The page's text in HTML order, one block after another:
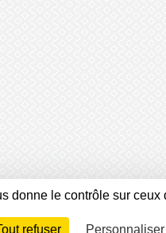
donne le contrôle sur ceux
refuser Personnaliser